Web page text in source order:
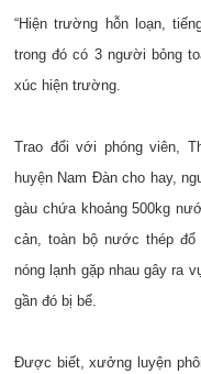
“Hiện trường hỗn loạn,
trong đó có 3 người bỏng
xúc hiện trường.
Trao đổi với phóng viên,
huyện Nam Đàn cho hay,
gàu chứa khoảng 500kg
cản, toàn bộ nước thép
nóng lạnh gặp nhau gây ra
gần đó bị bể.
Được biết, xưởng luyện